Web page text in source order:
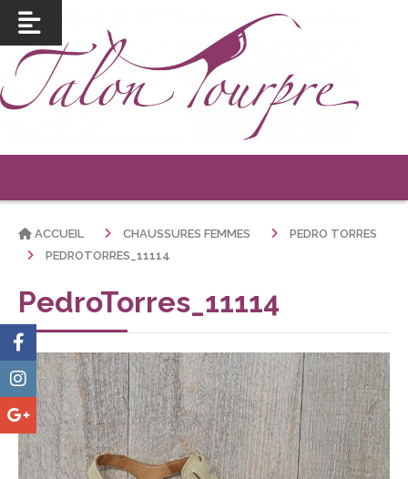
ACCUEIL CHAUSSURES FEMMES
PEDRO TORRES
PEDROTORRES_11114
PedroTorres_11114